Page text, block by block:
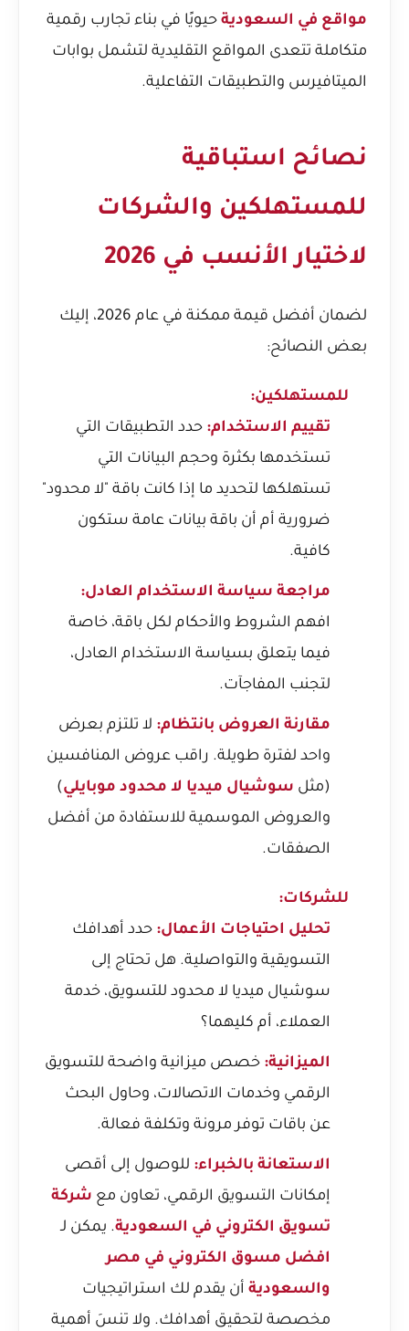
مواقع في السعودية حيويًا في بناء تجارب رقمية
متكاملة تتعدى المواقع التقليدية لتشمل بوابات
الميتافيرس والتطبيقات التفاعلية.
نصائح استباقية
للمستهلكين والشركات
لاختيار الأنسب في 2026
لضمان أفضل قيمة ممكنة في عام 2026، إليك
بعض النصائح:
للمستهلكين:
تقييم الاستخدام: حدد التطبيقات التي
تستخدمها بكثرة وحجم البيانات التي
تستهلكها لتحديد ما إذا كانت باقة "لا محدود"
ضرورية أم أن باقة بيانات عامة ستكون
كافية.
مراجعة سياسة الاستخدام العادل:
افهم الشروط والأحكام لكل باقة، خاصة
فيما يتعلق بسياسة الاستخدام العادل،
لتجنب المفاجآت.
مقارنة العروض بانتظام: لا تلتزم بعرض
واحد لفترة طويلة. راقب عروض المنافسين
(مثل سوشيال ميديا لا محدود موبايلي)
والعروض الموسمية للاستفادة من أفضل
الصفقات.
للشركات:
تحليل احتياجات الأعمال: حدد أهدافك
التسويقية والتواصلية. هل تحتاج إلى
سوشيال ميديا لا محدود للتسويق، خدمة
العملاء، أم كليهما؟
الميزانية: خصص ميزانية واضحة للتسويق
الرقمي وخدمات الاتصالات، وحاول البحث
عن باقات توفر مرونة وتكلفة فعالة.
الاستعانة بالخبراء: للوصول إلى أقصى
إمكانات التسويق الرقمي، تعاون مع شركة
تسويق الكتروني في السعودية. يمكن لـ
افضل مسوق الكتروني في مصر
والسعودية أن يقدم لك استراتيجيات
مخصصة لتحقيق أهدافك. ولا تنسَ أهمية